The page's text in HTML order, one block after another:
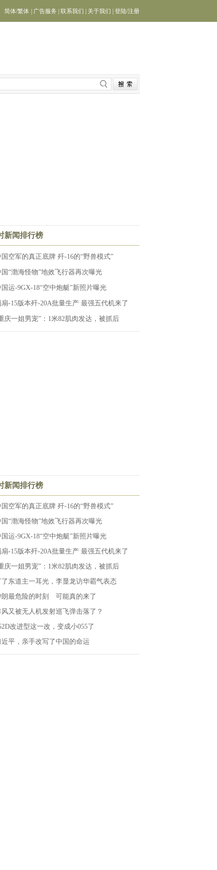
简体/繁体 广告服务 联系我们 关于我们 登陆/注册
新闻排行榜
国空军的真正底牌 歼-16的“野兽模式”
国“渤海怪物”地效飞行器再次曝光
国运-9GX-18“空中炮艇”新照片曝光
扇-15版本歼-20A批量生产 最强五代机来了
庆一姐男宠”：1米82肌肉发达，被抓后
新闻排行榜
国空军的真正底牌 歼-16的“野兽模式”
国“渤海怪物”地效飞行器再次曝光
国运-9GX-18“空中炮艇”新照片曝光
扇-15版本歼-20A批量生产 最强五代机来了
庆一姐男宠”：1米82肌肉发达，被抓后
了东道主一耳光，李显龙访华霸气表态
朗最危险的时刻 可能真的来了
风又被无人机发射巡飞弹击落了？
改进型这一改，变成小055了
近平，亲手改写了中国的命运